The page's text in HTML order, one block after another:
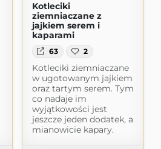
Kotleciki
ziemniaczane z
jajkiem serem i
kaparami
63 2
Kotleciki ziemniaczane
w ugotowanym jajkiem
oraz tartym serem. Tym
co nadaje im
wyjątkowości jest
jeszcze jeden dodatek, a
mianowicie kapary.